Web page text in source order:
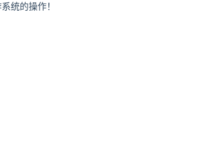
统的操作！